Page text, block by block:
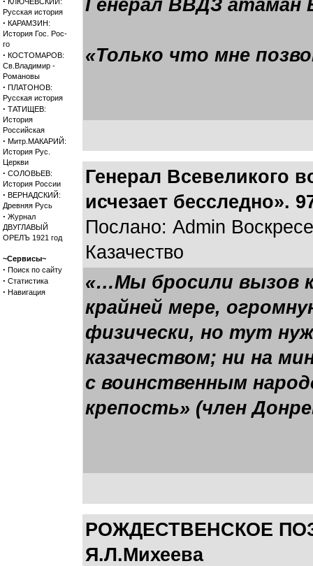
Русская история
· КАРАМЗИН:
История Гос. Рос-
го
· КОСТОМАРОВ:
Св.Владимир -
Романовы
· ПЛАТОНОВ:
Русская история
· ТАТИЩЕВ:
История
Российская
· Митр.МАКАРИЙ:
История Рус.
Церкви
· СОЛОВЬЕВ:
История России
· ВЕРНАДСКИЙ:
Древняя Русь
· Журнал
ДВУГЛАВЫЙ
ОРЕЛЪ 1921 год
~Сервисы~
· Поиск по сайту
· Статистика
· Навигация
Генерал ВВДЗ атаман
«Только что мне
Генерал Всевеликого
исчезает бесследно».
Послано: Admin
Казачество
«…Мы бросили вызов
крайней мере,
физически, но тут
казачеством; ни на
с воинственным
крепость» (член
РОЖДЕСТВЕНСКОЕ
Я.Л.Михеева